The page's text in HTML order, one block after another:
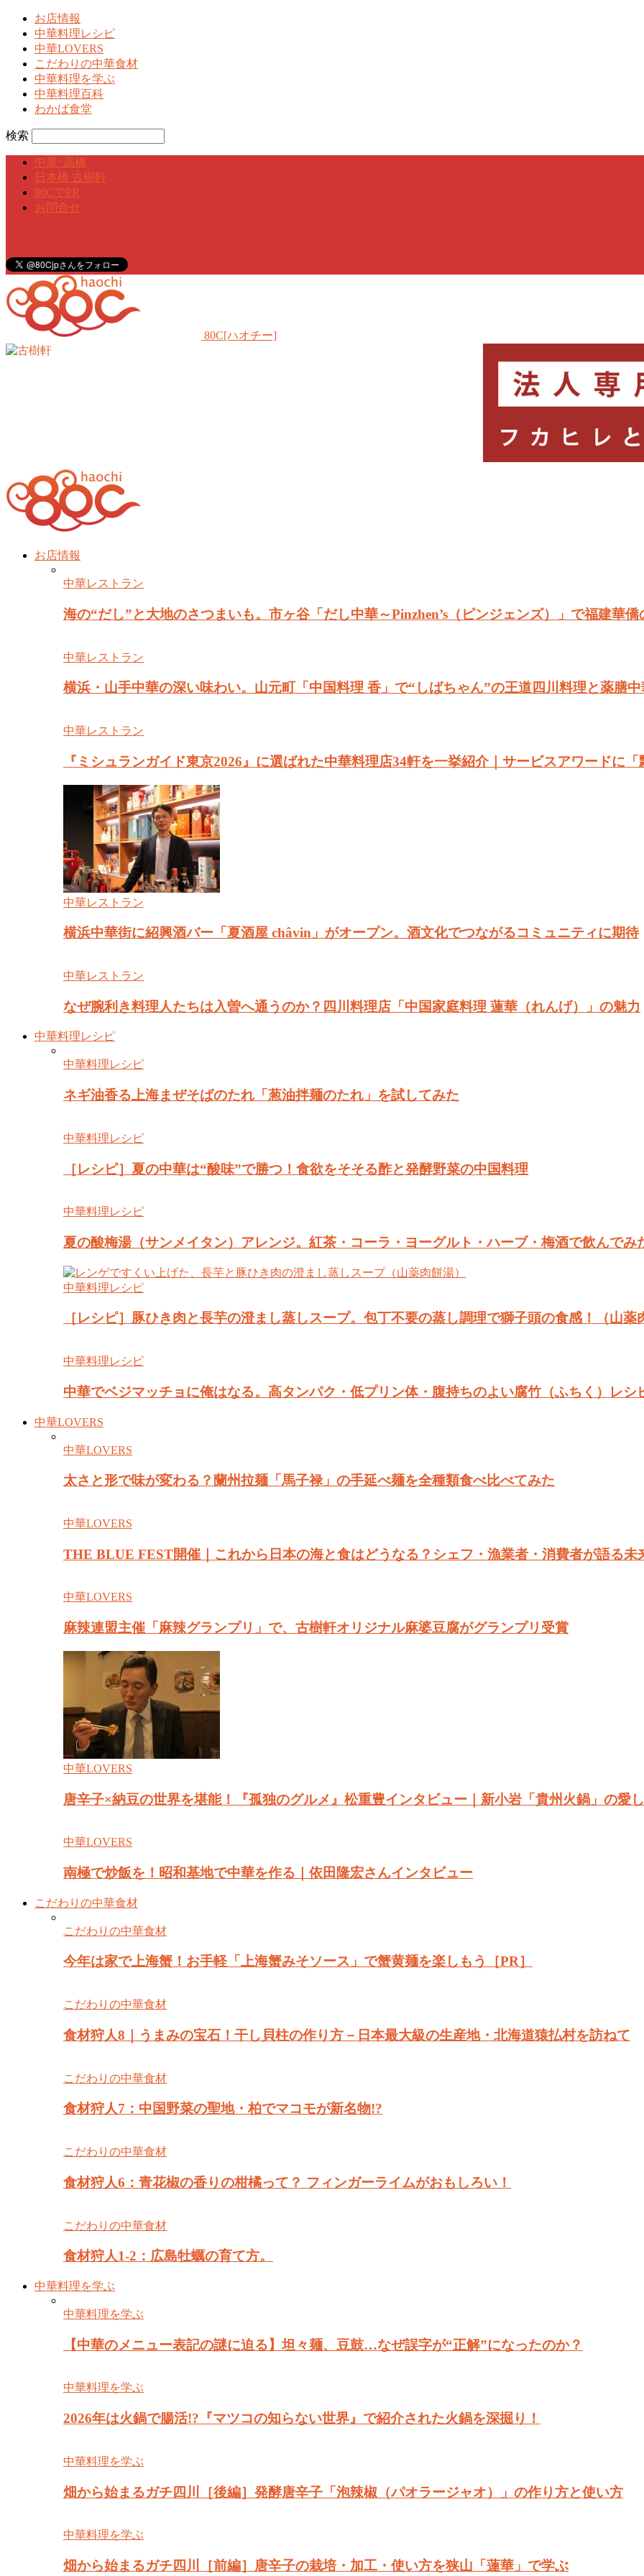
お店情報
中華料理レシピ
中華LOVERS
こだわりの中華食材
中華料理を学ぶ
中華料理百科
わかば食堂
検索
中華･高橋
日本橋 古樹軒
80CでPR
お問合せ
80C[ハオチー]
お店情報
中華レストラン
海の“だし”と大地のさつまいも。市ヶ谷「だし中華～Pinzhen’s（ピンジェンズ）」で福建華
中華レストラン
横浜・山手中華の深い味わい。山元町「中国料理 香」で“しばちゃん”の王道四川料理と薬膳
中華レストラン
『ミシュランガイド東京2026』に選ばれた中華料理店34軒を一挙紹介｜サービスアワードに
中華レストラン
横浜中華街に紹興酒バー「夏酒屋 châvin」がオープン。酒文化でつながるコミュニティに期待
中華レストラン
なぜ腕利き料理人たちは入曽へ通うのか？四川料理店「中国家庭料理 蓮華（れんげ）」の魅力
中華料理レシピ
中華料理レシピ
ネギ油香る上海まぜそばのたれ「葱油拌麺のたれ」を試してみた
中華料理レシピ
［レシピ］夏の中華は“酸味”で勝つ！食欲をそそる酢と発酵野菜の中国料理
中華料理レシピ
夏の酸梅湯（サンメイタン）アレンジ。紅茶・コーラ・ヨーグルト・ハーブ・梅酒で飲んでみ
中華料理レシピ
［レシピ］豚ひき肉と長芋の澄まし蒸しスープ。包丁不要の蒸し調理で獅子頭の食感！（山薬
中華料理レシピ
中華でベジマッチョに俺はなる。高タンパク・低プリン体・腹持ちのよい腐竹（ふちく）レシ
中華LOVERS
中華LOVERS
太さと形で味が変わる？蘭州拉麺「馬子禄」の手延べ麺を全種類食べ比べてみた
中華LOVERS
THE BLUE FEST開催｜これから日本の海と食はどうなる？シェフ・漁業者・消費者が語る未
中華LOVERS
麻辣連盟主催「麻辣グランプリ」で、古樹軒オリジナル麻婆豆腐がグランプリ受賞
中華LOVERS
唐辛子×納豆の世界を堪能！『孤独のグルメ』松重豊インタビュー｜新小岩「貴州火鍋」の愛
中華LOVERS
南極で炒飯を！昭和基地で中華を作る｜依田隆宏さんインタビュー
こだわりの中華食材
こだわりの中華食材
今年は家で上海蟹！お手軽「上海蟹みそソース」で蟹黄麺を楽しもう［PR］
こだわりの中華食材
食材狩人8｜うまみの宝石！干し貝柱の作り方－日本最大級の生産地・北海道猿払村を訪ねて
こだわりの中華食材
食材狩人7：中国野菜の聖地・柏でマコモが新名物!?
こだわりの中華食材
食材狩人6：青花椒の香りの柑橘って？ フィンガーライムがおもしろい！
こだわりの中華食材
食材狩人1-2：広島牡蠣の育て方。
中華料理を学ぶ
中華料理を学ぶ
【中華のメニュー表記の謎に迫る】坦々麺、豆鼓…なぜ誤字が“正解”になったのか？
中華料理を学ぶ
2026年は火鍋で腸活!?『マツコの知らない世界』で紹介された火鍋を深掘り！
中華料理を学ぶ
畑から始まるガチ四川［後編］発酵唐辛子「泡辣椒（パオラージャオ）」の作り方と使い方
中華料理を学ぶ
畑から始まるガチ四川［前編］唐辛子の栽培・加工・使い方を狭山「蓮華」で学ぶ